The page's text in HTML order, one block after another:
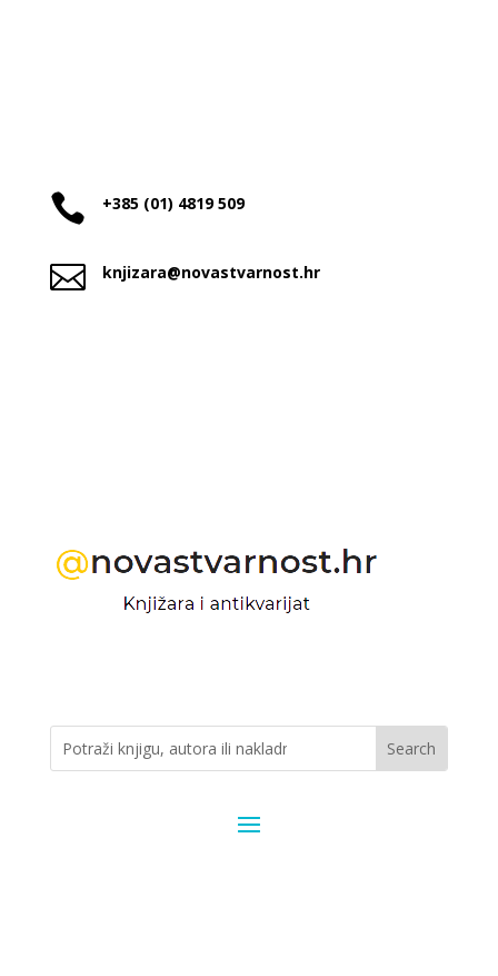
 +385 (01) 4819 509
 knjizara@novastvarnost.hr